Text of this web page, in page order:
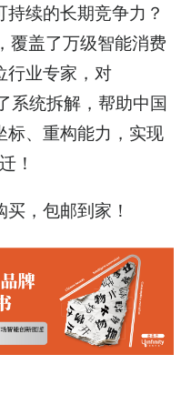
续的长期竞争力？
覆盖了万级智能消费
行业专家，对
系统拆解，帮助中国
标、重构能力，实现
！
买，包邮到家！